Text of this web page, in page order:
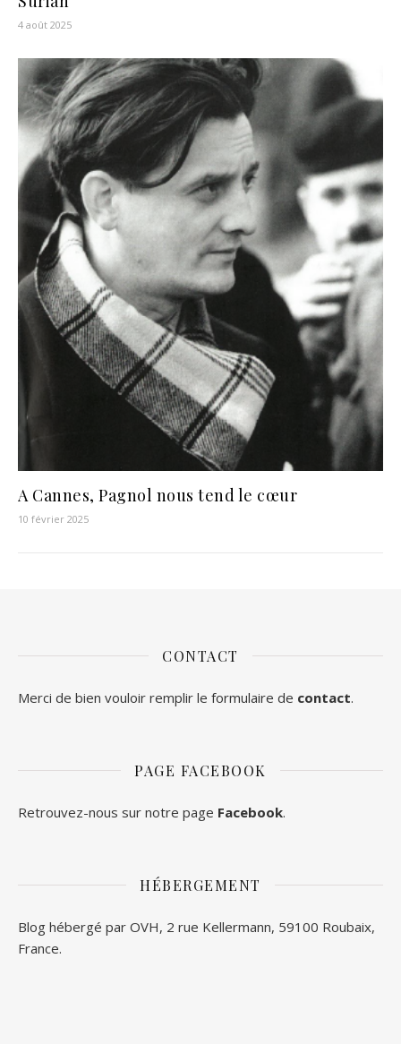
4 août 2025
A Cannes, Pagnol nous tend le cœur
10 février 2025
CONTACT
Merci de bien vouloir remplir le formulaire de contact.
PAGE FACEBOOK
Retrouvez-nous sur notre page Facebook.
HÉBERGEMENT
Blog hébergé par OVH, 2 rue Kellermann, 59100 Roubaix,
France.